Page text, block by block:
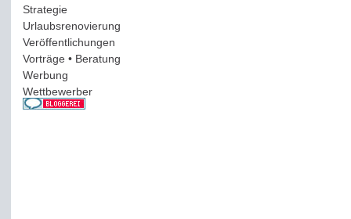
Strategie(220)
Urlaubsrenovierung
Veröffentlichungen
Vorträge • Beratung
Werbung
Wettbewerber(61)